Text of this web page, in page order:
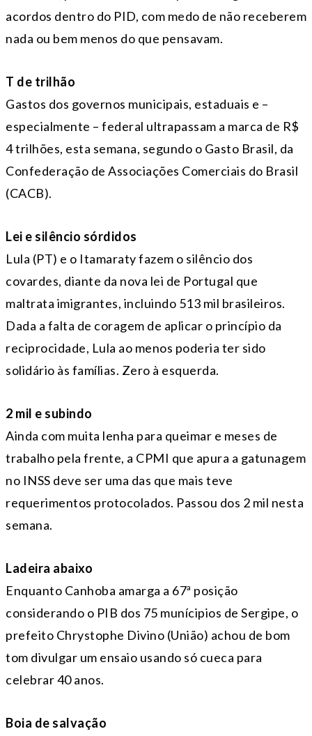
acordos dentro do PID, com medo de não receberem
nada ou bem menos do que pensavam.
T de trilhão
Gastos dos governos municipais, estaduais e –
especialmente – federal ultrapassam a marca de R$
4 trilhões, esta semana, segundo o Gasto Brasil, da
Confederação de Associações Comerciais do Brasil
(CACB).
Lei e silêncio sórdidos
Lula (PT) e o Itamaraty fazem o silêncio dos
covardes, diante da nova lei de Portugal que
maltrata imigrantes, incluindo 513 mil brasileiros.
Dada a falta de coragem de aplicar o princípio da
reciprocidade, Lula ao menos poderia ter sido
solidário às famílias. Zero à esquerda.
2 mil e subindo
Ainda com muita lenha para queimar e meses de
trabalho pela frente, a CPMI que apura a gatunagem
no INSS deve ser uma das que mais teve
requerimentos protocolados. Passou dos 2 mil nesta
semana.
Ladeira abaixo
Enquanto Canhoba amarga a 67ª posição
considerando o PIB dos 75 munícipios de Sergipe, o
prefeito Chrystophe Divino (União) achou de bom
tom divulgar um ensaio usando só cueca para
celebrar 40 anos.
Boia de salvação